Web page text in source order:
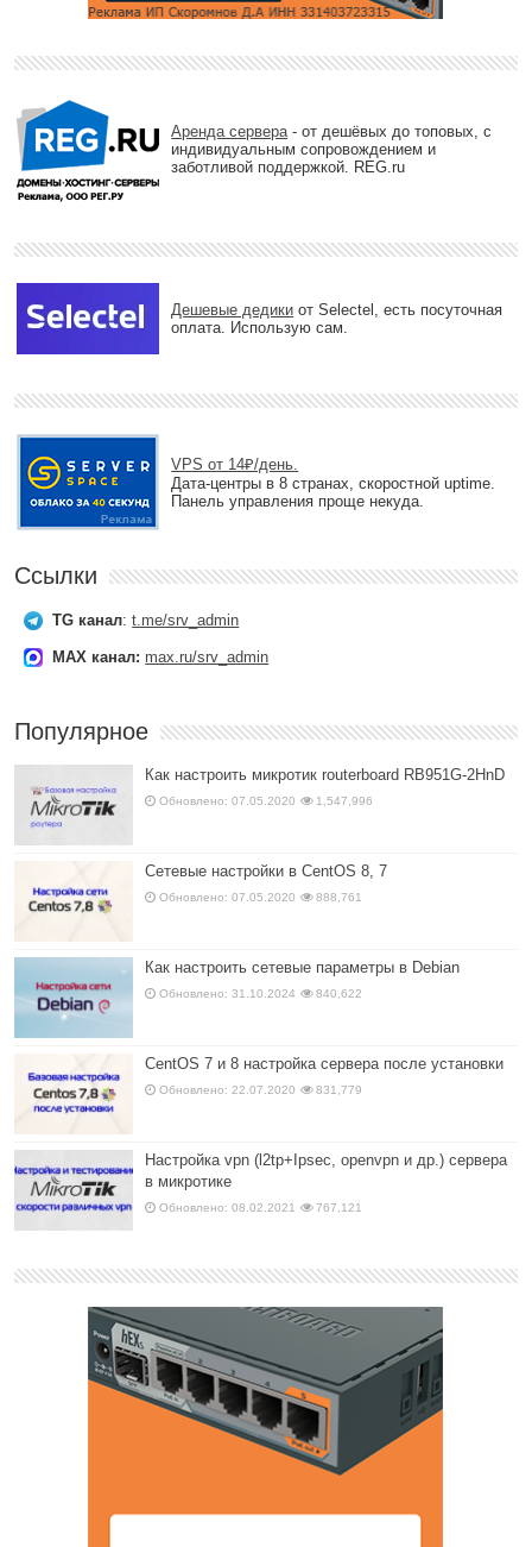
Аренда сервера - от дешёвых до топовых, с
индивидуальным сопровождением и
заботливой поддержкой. REG.ru
Дешевые дедики от Selectel, есть посуточная
оплата. Использую сам.
VPS от 14₽/день.
Дата-центры в 8 странах, скоростной uptime.
Панель управления проще некуда.
Ссылки
TG канал:t.me/srv_admin
MAX канал: max.ru/srv_admin
Популярное
Как настроить микротик routerboard RB951G-2HnD
Обновлено: 07.05.2020 1,547,996
Сетевые настройки в CentOS 8, 7
Обновлено: 07.05.2020 888,761
Как настроить сетевые параметры в Debian
Обновлено: 31.10.2024 840,622
CentOS 7 и 8 настройка сервера после установки
Обновлено: 22.07.2020 831,779
Настройка vpn (l2tp+Ipsec, openvpn и др.) сервера
в микротике
Обновлено: 08.02.2021 767,121